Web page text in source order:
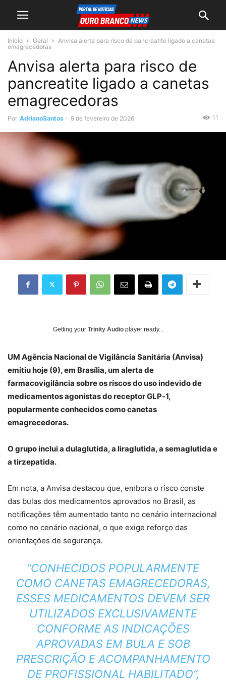
Início Geral
Anvisa alerta para risco de pancreatite ligado a canetas
emagrecedoras
Anvisa alerta para risco de
pancreatite ligado a canetas
emagrecedoras
Por AdrianoSantos - 9 de fevereiro de 2026 11
Getting your Trinity Audio player ready...
UM Agência Nacional de Vigilância Sanitária (Anvisa)
emitiu hoje (9), em Brasília, um alerta de
farmacovigilância sobre os riscos do uso indevido de
medicamentos agonistas do receptor GLP‑1,
popularmente conhecidos como canetas
emagrecedoras.
O grupo inclui a dulaglutida, a liraglutida, a semaglutida e
a tirzepatida.
Em nota, a Anvisa destacou que, embora o risco conste
das bulas dos medicamentos aprovados no Brasil, as
notificações têm aumentado tanto no cenário internacional
como no cenário nacional, o que exige reforço das
orientações de segurança.
“CONHECIDOS POPULARMENTE
COMO CANETAS EMAGRECEDORAS,
ESSES MEDICAMENTOS DEVEM SER
UTILIZADOS EXCLUSIVAMENTE
CONFORME AS INDICAÇÕES
APROVADAS EM BULA E SOB
PRESCRIÇÃO E ACOMPANHAMENTO
DE PROFISSIONAL HABILITADO”,